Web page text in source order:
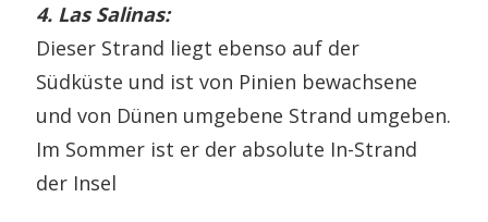
4. Las Salinas:
Dieser Strand liegt ebenso auf der
Südküste und ist von Pinien bewachsene
und von Dünen umgebene Strand umgeben.
Im Sommer ist er der absolute In-Strand
der Insel